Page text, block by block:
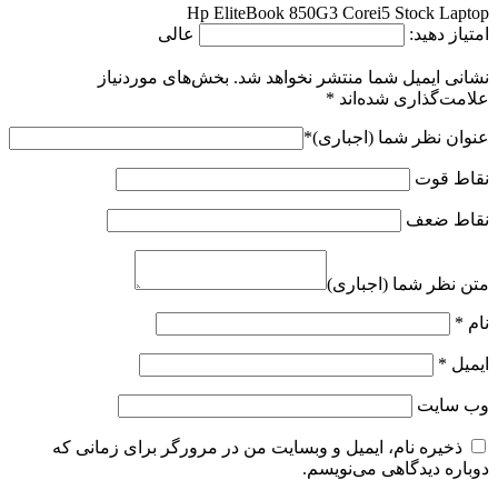
Hp EliteBook 850G3 Corei5 Stock Laptop
امتیاز دهید:
عالی
نشانی ایمیل شما منتشر نخواهد شد. بخش‌های موردنیاز
علامت‌گذاری شده‌اند *
عنوان نظر شما (اجباری)*
نقاط قوت
نقاط ضعف
متن نظر شما (اجباری)
نام *
ایمیل *
وب‌ سایت
ذخیره نام، ایمیل و وبسایت من در مرورگر برای زمانی که
دوباره دیدگاهی می‌نویسم.